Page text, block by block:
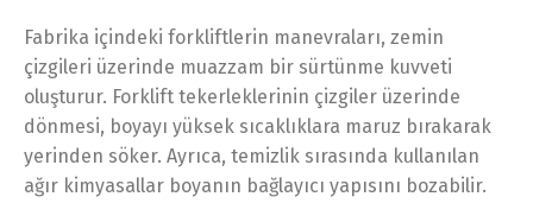
Fabrika içindeki forkliftlerin manevraları, zemin
çizgileri üzerinde muazzam bir sürtünme kuvveti
oluşturur. Forklift tekerleklerinin çizgiler üzerinde
dönmesi, boyayı yüksek sıcaklıklara maruz bırakarak
yerinden söker. Ayrıca, temizlik sırasında kullanılan
ağır kimyasallar boyanın bağlayıcı yapısını bozabilir.